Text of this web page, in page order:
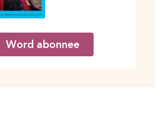
Word abonnee